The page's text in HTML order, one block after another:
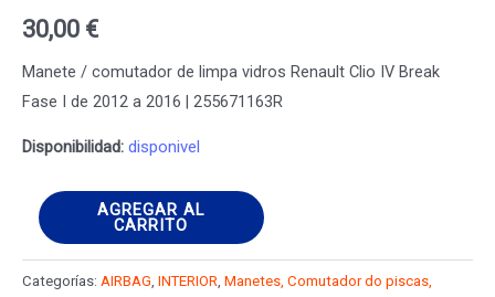
30,00 €
Manete / comutador de limpa vidros Renault Clio IV Break
Fase I de 2012 a 2016 | 255671163R
Disponibilidad: disponivel
Manete
comutador
AGREGAR AL
CARRITO
Categorías: AIRBAG INTERIOR Manetes, Comutador do piscas,